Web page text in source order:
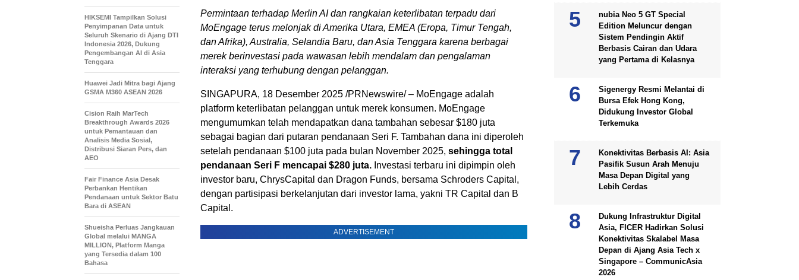
Permintaan terhadap Merlin AI dan rangkaian keterlibatan terpadu dari
MoEngage terus melonjak diAmerika Utara, EMEA (Eropa, Timur Tengah,
dan Afrika), Australia, Selandia Baru, danAsia Tenggara karena berbagai
merek berinvestasi pada wawasan lebih mendalam dan pengalaman
interaksi yang terhubung dengan pelanggan.
SINGAPURA, 18 Desember 2025 /PRNewswire/ – MoEngage adalah
platform keterlibatan pelanggan untuk merek konsumen. MoEngage
mengumumkan telah mendapatkan dana tambahan sebesar $180 juta
sebagai bagian dari putaran pendanaan Seri F. Tambahan dana ini diperoleh
setelah pendanaan $100 juta pada bulan November 2025, sehingga total
pendanaan Seri F mencapai $280 juta. Investasi terbaru ini dipimpin oleh
investor baru, ChrysCapital dan Dragon Funds, bersama Schroders Capital,
dengan partisipasi berkelanjutan dari investor lama, yakni TR Capital dan B
Capital.
ADVERTISEMENT
HIKSEMI Tampilkan Solusi
Penyimpanan Data untuk
Seluruh Skenario di Ajang DTI
Indonesia 2026, Dukung
Pengembangan AI di Asia
Tenggara
Huawei Jadi Mitra bagi Ajang
GSMA M360 ASEAN 2026
Cision Raih MarTech
Breakthrough Awards 2026
untuk Pemantauan dan
Analisis Media Sosial,
Distribusi Siaran Pers, dan
AEO
Fair Finance Asia Desak
Perbankan Hentikan
Pendanaan untuk Sektor Batu
Bara di ASEAN
Shueisha Perluas Jangkauan
Global melalui MANGA
MILLION, Platform Manga
yang Tersedia dalam 100
Bahasa
nubia Neo 5 GT Special
Edition Meluncur dengan
Sistem Pendingin Aktif
Berbasis Cairan dan Udara
yang Pertama di Kelasnya
Sigenergy Resmi Melantai di
Bursa Efek Hong Kong,
Didukung Investor Global
Terkemuka
Konektivitas Berbasis AI: Asia
Pasifik Susun Arah Menuju
Masa Depan Digital yang
Lebih Cerdas
Dukung Infrastruktur Digital
Asia, FICER Hadirkan Solusi
Konektivitas Skalabel Masa
Depan di Ajang Asia Tech x
Singapore – CommunicAsia
2026